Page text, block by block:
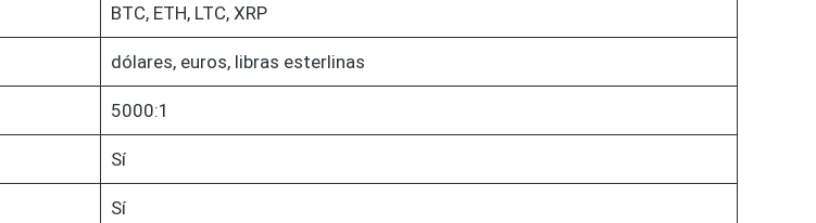
BTC, ETH, LTC, XRP
dólares, euros, libras esterlinas
5000:1
Sí
Sí